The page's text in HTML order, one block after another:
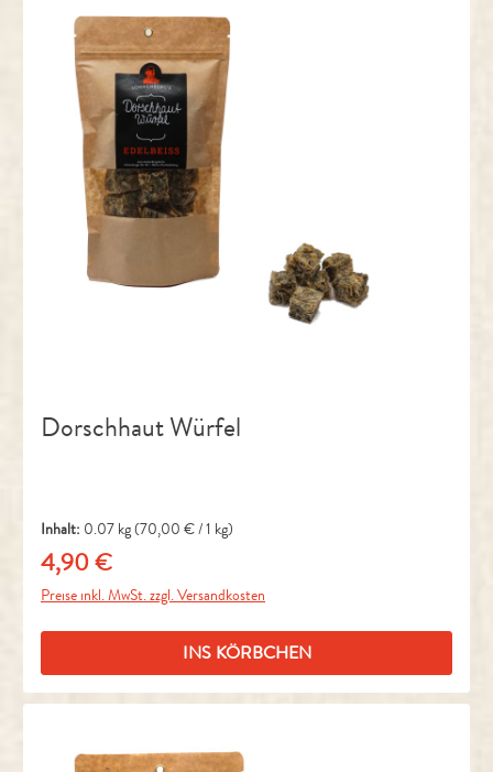
Dorschhaut Würfel
Inhalt: 0.07 kg(70,00 € / 1 kg)
Regulärer Preis:
4,90 €
Preise inkl. MwSt. zzgl. Versandkosten
INS KÖRBCHEN